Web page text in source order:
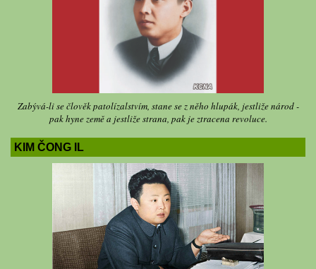
Zabývá-li se člověk patolízalstvím, stane se z něho hlupák, jestliže národ -
pak hyne země a jestliže strana, pak je ztracena revoluce.
KIM ČONG IL